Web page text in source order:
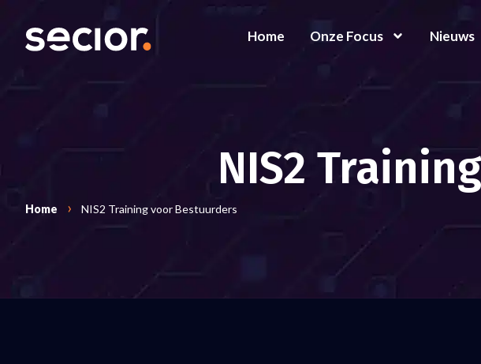
Home Onze Focus Nieuws
NIS2
Home NIS2 Training voor Bestuurders